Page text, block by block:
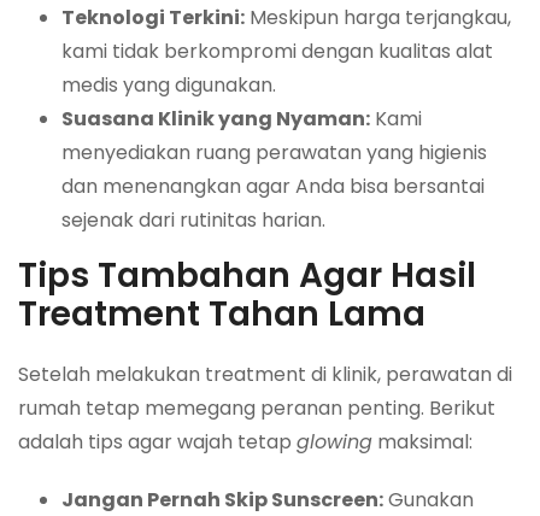
Teknologi Terkini: Meskipun harga terjangkau,
kami tidak berkompromi dengan kualitas alat
medis yang digunakan.
Suasana Klinik yang Nyaman: Kami
menyediakan ruang perawatan yang higienis
dan menenangkan agar Anda bisa bersantai
sejenak dari rutinitas harian.
Tips Tambahan Agar Hasil
Treatment Tahan Lama
Setelah melakukan treatment di klinik, perawatan di
rumah tetap memegang peranan penting. Berikut
adalah tips agar wajah tetap glowing maksimal:
Jangan Pernah Skip Sunscreen:Gunakan